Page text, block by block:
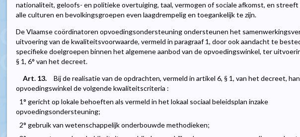
nationaliteit, geloofs- en politieke overtuiging, taal, vermogen of sociale afkomst, en streeft
alle culturen en bevolkingsgroepen even laagdrempelig en toegankelijk te zijn.
De Vlaamse coördinatoren opvoedingsondersteuning ondersteunen het
uitvoering van de kwaliteitsvoorwaarde, vermeld in paragraaf 1, door ook aandacht te
specifieke doelgroepen binnen het algemene aanbod van de opvoedingswinkel, ter
§ 1, 6° van het decreet.
Art. 13.
Bij de realisatie van de opdrachten, vermeld in artikel 6, § 1, van het decreet,
opvoedingswinkel de volgende kwaliteitscriteria :
1° gericht op lokale behoeften als vermeld in het lokaal sociaal beleidsplan inzake
opvoedingsondersteuning;
2° gebruik van wetenschappelijk onderbouwde methodieken;